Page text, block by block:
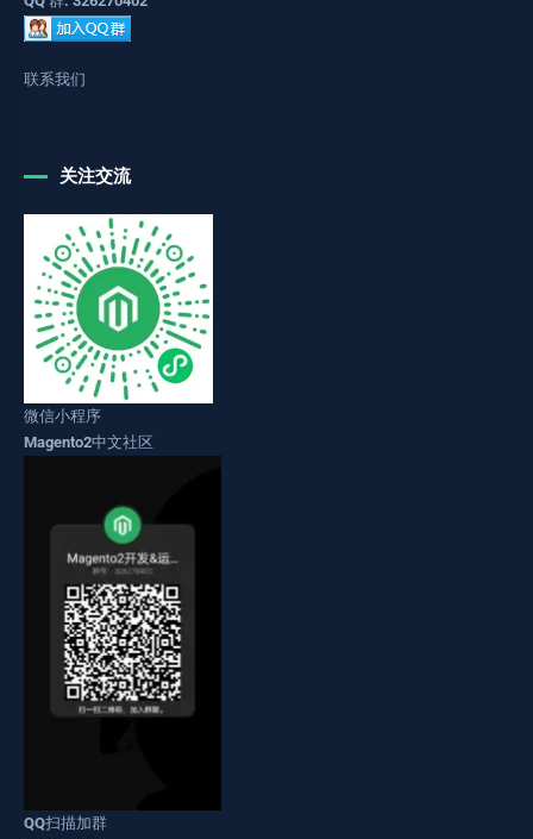
联系我们
关注交流
微信小程序
Magento2中文社区
QQ扫描加群